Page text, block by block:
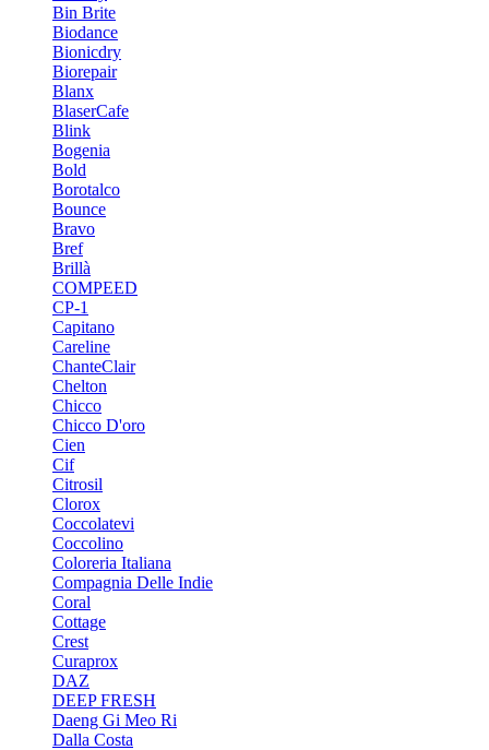
Bin Brite
Biodance
Bionicdry
Biorepair
Blanx
BlaserCafe
Blink
Bogenia
Bold
Borotalco
Bounce
Bravo
Bref
Brillà
COMPEED
CP-1
Capitano
Careline
ChanteСlair
Chelton
Chicco
Chicco D'oro
Cien
Cif
Citrosil
Clorox
Coccolatevi
Coccolino
Coloreria Italiana
Compagnia Delle Indie
Coral
Cottage
Crest
Curaprox
DAZ
DEEP FRESH
Daeng Gi Meo Ri
Dalla Costa